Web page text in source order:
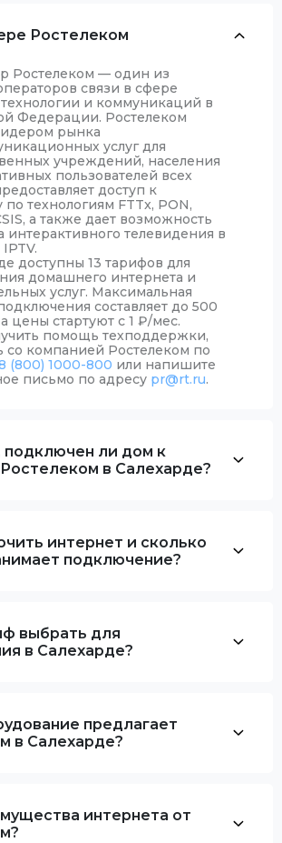
Ростелеком
Ростелеком — один из
связи в сфере
и коммуникаций в
Федерации. Ростелеком
рынка
услуг для
учреждений, населения
пользователей всех
доступ к
по технологиям FTTx, PON,
а также дает возможность
интерактивного телевидения в
доступны 13 тарифов для
домашнего интернета и
услуг. Максимальная
составляет до 500
цены стартуют с 1 ₽/мес.
помощь техподдержки,
со компанией Ростелеком по
(800) 1000-800 или напишите
письмо по адресу pr@rt.ru.
подключен ли дом к
в Салехарде?
интернет и сколько
подключение?
выбрать для
в Салехарде?
предлагает
в Салехарде?
интернета от